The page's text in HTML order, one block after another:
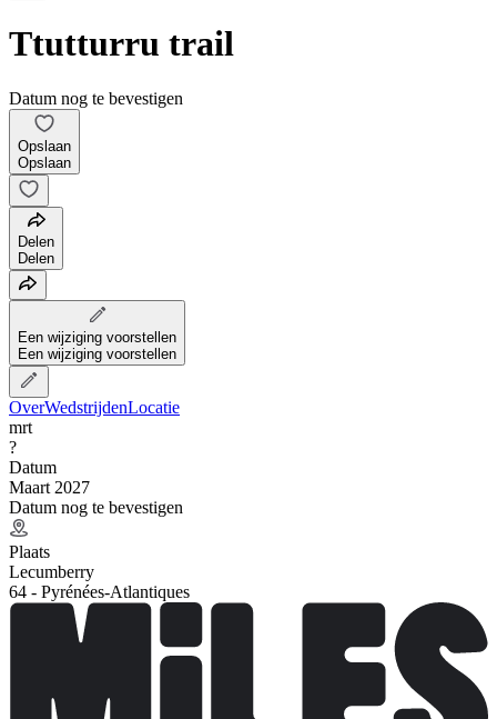
Ttutturru trail
Datum nog te bevestigen
Opslaan
Opslaan
Delen
Delen
Een wijziging voorstellen
Een wijziging voorstellen
OverWedstrijdenLocatie
mrt
?
Datum
Maart 2027
Datum nog te bevestigen
Plaats
Lecumberry
64 - Pyrénées-Atlantiques